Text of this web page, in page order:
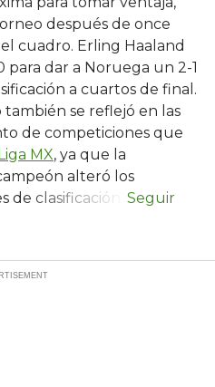
después de once
cuadro. Erling Haaland
para dar a Noruega un 2-1
a cuartos de final.
se reflejó en las
de competiciones que
MX, ya que la
alteró los
de clasificación.